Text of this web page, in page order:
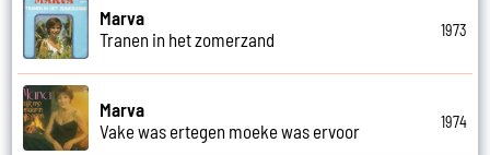
Marva
Tranen in het zomerzand
1973
Marva
Vake was ertegen moeke was ervoor
1974